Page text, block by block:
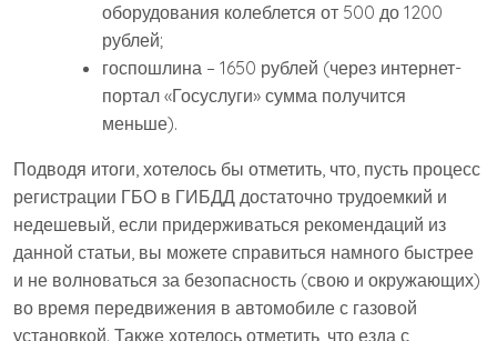
оборудования колеблется от 500 до 1200
рублей;
госпошлина – 1650 рублей (через интернет-
портал «Госуслуги» сумма получится
меньше).
Подводя итоги, хотелось бы отметить, что, пусть процесс
регистрации ГБО в ГИБДД достаточно трудоемкий и
недешевый, если придерживаться рекомендаций из
данной статьи, вы можете справиться намного быстрее
и не волноваться за безопасность (свою и окружающих)
во время передвижения в автомобиле с газовой
установкой. Также хотелось отметить, что езда с